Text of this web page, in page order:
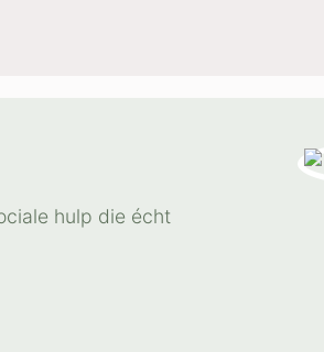
hulp die écht